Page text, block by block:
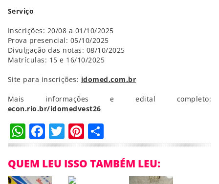
Serviço
Inscrições: 20/08 a 01/10/2025
Prova presencial: 05/10/2025
Divulgação das notas: 08/10/2025
Matrículas: 15 e 16/10/2025
Site para inscrições: idomed.com.br
Mais informações e edital completo:
econ.rio.br/idomedvest26
WhatsApp
Facebook
TwitterPinterest
Compartilhar
QUEM LEU ISSO TAMBÉM LEU: